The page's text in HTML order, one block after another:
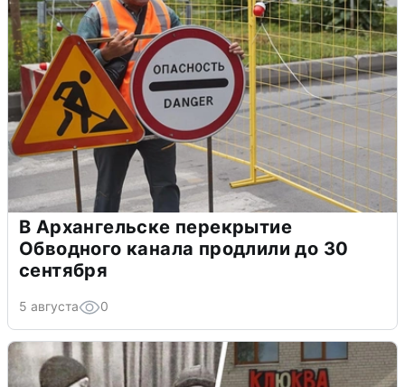
В Архангельске перекрытие
Обводного канала продлили до 30
сентября
5 августа 0